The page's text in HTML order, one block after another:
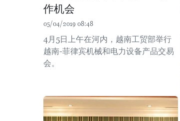
作机会
05/04/2019 08:48
4月5日上午在河内，越南工贸部举行
越南-菲律宾机械和电力设备产品交易
会。